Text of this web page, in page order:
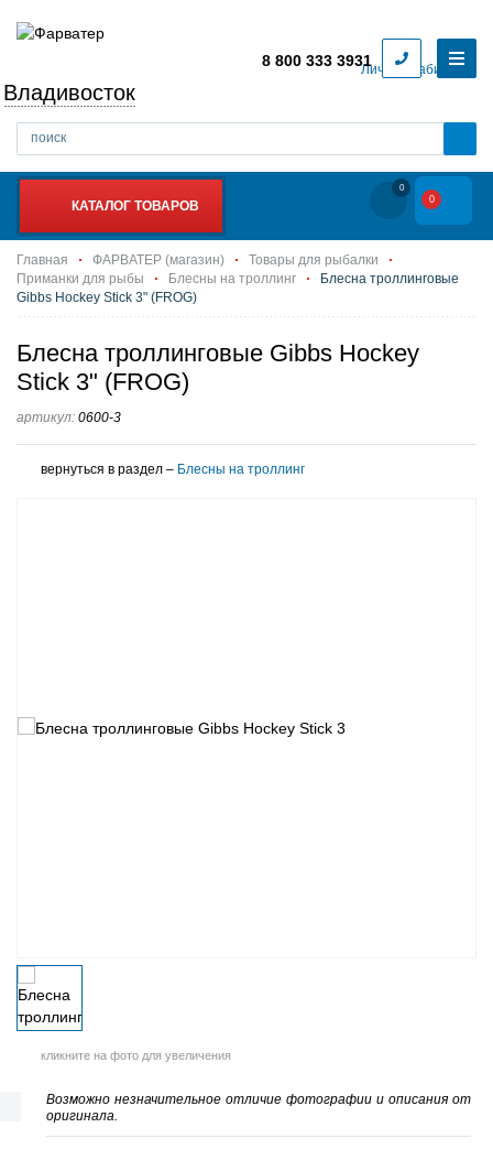
Личный кабинет
Владивосток
8 800 333 3931
КАТАЛОГ ТОВАРОВ
0
0
Главная ФАРВАТЕР (магазин)
Товары для рыбалки
Приманки для рыбы
Блесны на троллинг
Блесна троллинговые
Gibbs Hockey Stick 3" (FROG)
Блесна троллинговые Gibbs Hockey
Stick 3" (FROG)
артикул: 0600-3
вернуться в раздел – Блесны на троллинг
кликните на фото для увеличения
Возможно незначительное отличие фотографии и описания от
оригинала.